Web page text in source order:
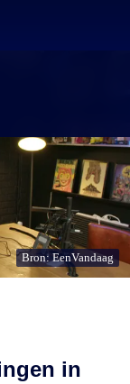
Bron: EenVandaag
in